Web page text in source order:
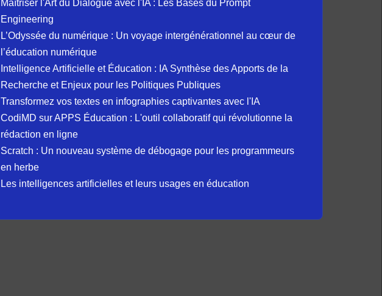
Maîtriser l'Art du Dialogue avec l'IA : Les Bases du Prompt
Engineering
L’Odyssée du numérique : Un voyage intergénérationnel au cœur de
l’éducation numérique
Intelligence Artificielle et Éducation : IA Synthèse des Apports de la
Recherche et Enjeux pour les Politiques Publiques
Transformez vos textes en infographies captivantes avec l'IA
CodiMD sur APPS Éducation : L'outil collaboratif qui révolutionne la
rédaction en ligne
Scratch : Un nouveau système de débogage pour les programmeurs
en herbe
Les intelligences artificielles et leurs usages en éducation